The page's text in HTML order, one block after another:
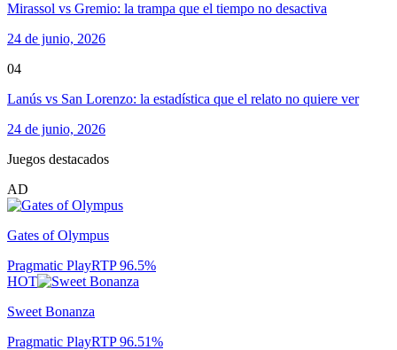
Mirassol vs Gremio: la trampa que el tiempo no desactiva
24 de junio, 2026
04
Lanús vs San Lorenzo: la estadística que el relato no quiere ver
24 de junio, 2026
Juegos destacados
AD
Gates of Olympus
Pragmatic PlayRTP96.5%
HOT
Sweet Bonanza
Pragmatic PlayRTP96.51%